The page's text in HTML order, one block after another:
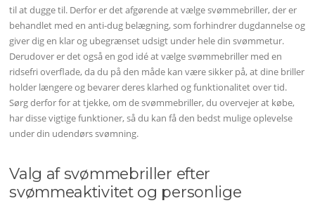
til at dugge til. Derfor er det afgørende at vælge svømmebriller, der er
behandlet med en anti-dug belægning, som forhindrer dugdannelse og
giver dig en klar og ubegrænset udsigt under hele din svømmetur.
Derudover er det også en god idé at vælge svømmebriller med en
ridsefri overflade, da du på den måde kan være sikker på, at dine briller
holder længere og bevarer deres klarhed og funktionalitet over tid.
Sørg derfor for at tjekke, om de svømmebriller, du overvejer at købe,
har disse vigtige funktioner, så du kan få den bedst mulige oplevelse
under din udendørs svømning.
Valg af svømmebriller efter
svømmeaktivitet og personlige